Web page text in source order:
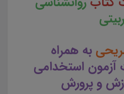
به همراه
آزمون استخدامی
و پرورش